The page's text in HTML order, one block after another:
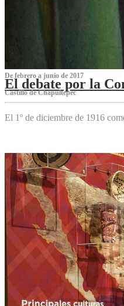
De febrero a junio de 2017
El debate por la
Castillo de Chapultepec
El 1º de diciembre de 1916